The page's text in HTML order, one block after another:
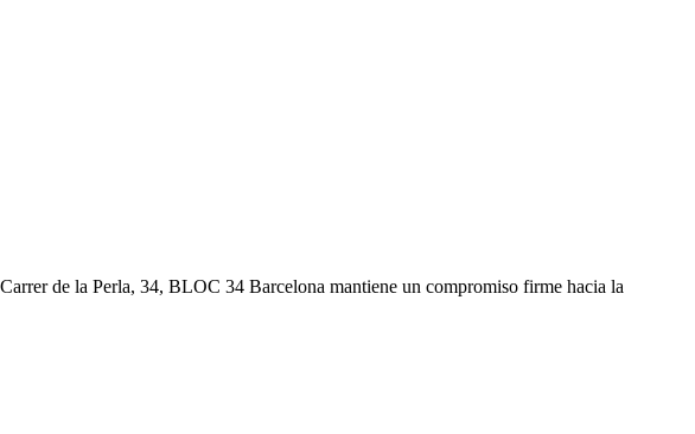
de la Perla, 34, BLOC 34 Barcelona mantiene un compromiso firme hacia la